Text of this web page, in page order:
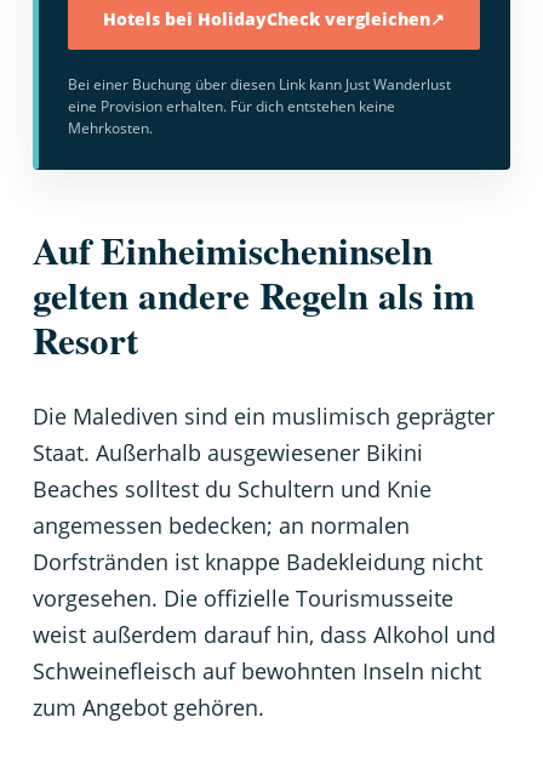
Hotels bei HolidayCheck vergleichen↗
Bei einer Buchung über diesen Link kann Just Wanderlust
eine Provision erhalten. Für dich entstehen keine
Mehrkosten.
Auf Einheimischeninseln
gelten andere Regeln als im
Resort
Die Malediven sind ein muslimisch geprägter
Staat. Außerhalb ausgewiesener Bikini
Beaches solltest du Schultern und Knie
angemessen bedecken; an normalen
Dorfstränden ist knappe Badekleidung nicht
vorgesehen. Die offizielle Tourismusseite
weist außerdem darauf hin, dass Alkohol und
Schweinefleisch auf bewohnten Inseln nicht
zum Angebot gehören.